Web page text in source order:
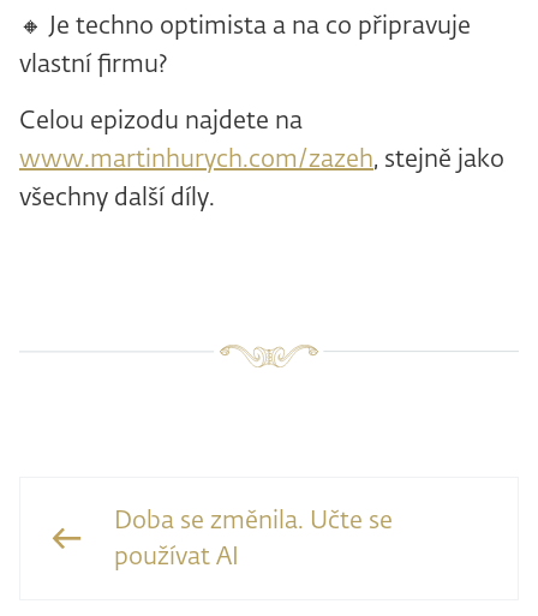
🔸 Je techno optimista a na co připravuje
vlastní firmu?
Celou epizodu najdete na
www.martinhurych.com/zazeh, stejně jako
všechny další díly.
Doba se změnila. Učte se
používat AI